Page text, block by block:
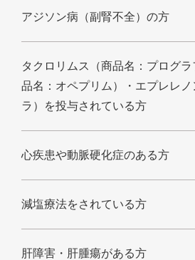
アジソン病（副腎不全）の方
タクロリムス（商品名：プログ
品名：オペプリム）・エプレレ
ラ）を投与されている方
心疾患や動脈硬化症のある方
減塩療法をされている方
肝障害・肝腫瘍がある方